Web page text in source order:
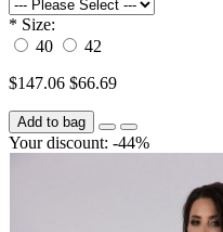
* Size:
40
42
$147.06 $66.69
Add to bag
Your discount: -44%